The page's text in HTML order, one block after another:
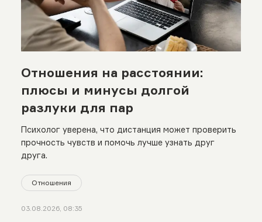
Отношения на расстоянии:
плюсы и минусы долгой
разлуки для пар
Психолог уверена, что дистанция может проверить
прочность чувств и помочь лучше узнать друг
друга.
Отношения
03.08.2026, 08:35